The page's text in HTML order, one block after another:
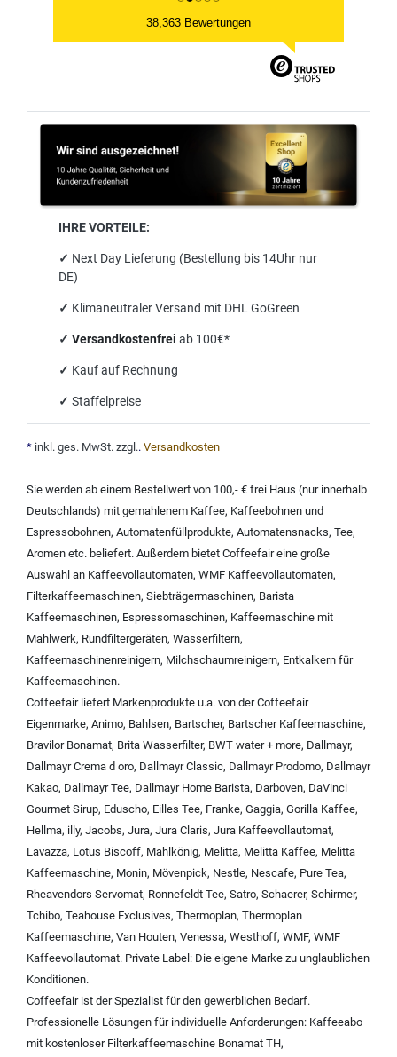
38,363 Bewertungen
IHRE VORTEILE:
✓ Next Day Lieferung (Bestellung bis 14Uhr nur
DE)
✓ Klimaneutraler Versand mit DHL GoGreen
✓ Versandkostenfrei ab 100€*
✓ Kauf auf Rechnung
✓ Staffelpreise
* inkl. ges. MwSt. zzgl.. Versandkosten
Sie werden ab einem Bestellwert von 100,- € frei Haus (nur innerhalb
Deutschlands) mit gemahlenem Kaffee, Kaffeebohnen und
Espressobohnen, Automatenfüllprodukte, Automatensnacks, Tee,
Aromen etc. beliefert. Außerdem bietet Coffeefair eine große
Auswahl an Kaffeevollautomaten, WMF Kaffeevollautomaten,
Filterkaffeemaschinen, Siebträgermaschinen, Barista
Kaffeemaschinen, Espressomaschinen, Kaffeemaschine mit
Mahlwerk, Rundfiltergeräten, Wasserfiltern,
Kaffeemaschinenreinigern, Milchschaumreinigern, Entkalkern für
Kaffeemaschinen.
Coffeefair liefert Markenprodukte u.a. von derCoffeefair
Eigenmarke, Animo, Bahlsen, Bartscher, Bartscher Kaffeemaschine,
Bravilor Bonamat, Brita Wasserfilter, BWT water + more, Dallmayr,
Dallmayr Crema d oro, Dallmayr Classic, Dallmayr Prodomo, Dallmayr
Kakao, Dallmayr Tee, Dallmayr Home Barista, Darboven, DaVinci
Gourmet Sirup, Eduscho, Eilles Tee, Franke, Gaggia, Gorilla Kaffee,
Hellma, illy, Jacobs, Jura, Jura Claris, Jura Kaffeevollautomat,
Lavazza, Lotus Biscoff, Mahlkönig, Melitta, Melitta Kaffee, Melitta
Kaffeemaschine, Monin, Mövenpick, Nestle, Nescafe, Pure Tea,
Rheavendors Servomat, Ronnefeldt Tee, Satro, Schaerer, Schirmer,
Tchibo, Teahouse Exclusives, Thermoplan, Thermoplan
Kaffeemaschine, Van Houten, Venessa, Westhoff, WMF, WMF
Kaffeevollautomat. Private Label: Die eigene Marke zu unglaublichen
Konditionen.
Coffeefair ist der Spezialist für den gewerblichen Bedarf.
Professionelle Lösungen für individuelle Anforderungen: Kaffeeabo
mit kostenloser Filterkaffeemaschine Bonamat TH,